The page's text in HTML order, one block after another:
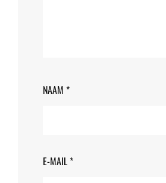
NAAM *
E-MAIL*